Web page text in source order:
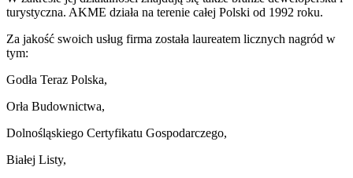
turystyczna. AKME działa na terenie całej Polski od 1992 roku.
Za jakość swoich usług firma została laureatem licznych nagród w
tym:
Godła Teraz Polska,
Orła Budownictwa,
Dolnośląskiego Certyfikatu Gospodarczego,
Białej Listy,